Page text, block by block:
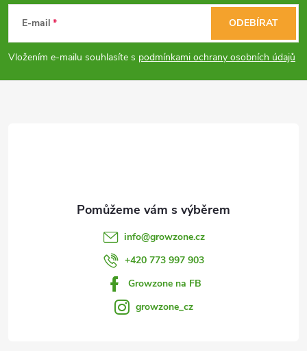
p
E-mail
Vložením e-mailu souhlasíte s podmínkami ochrany osobních údajů
ODEBÍRAT
info@growzone.cz
+420 773 997 903
Growzone na FB
growzone_cz